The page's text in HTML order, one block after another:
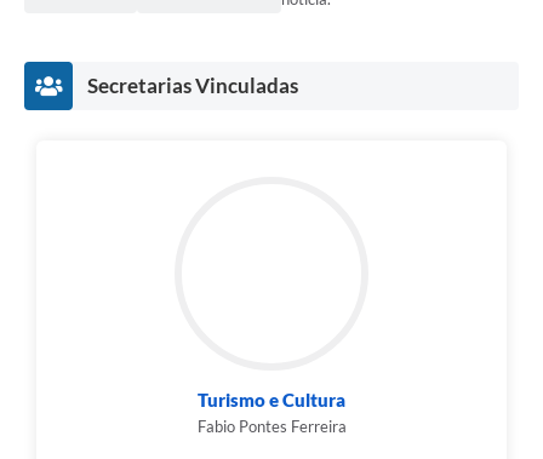
Secretarias Vinculadas
Turismo e Cultura
Fabio Pontes Ferreira